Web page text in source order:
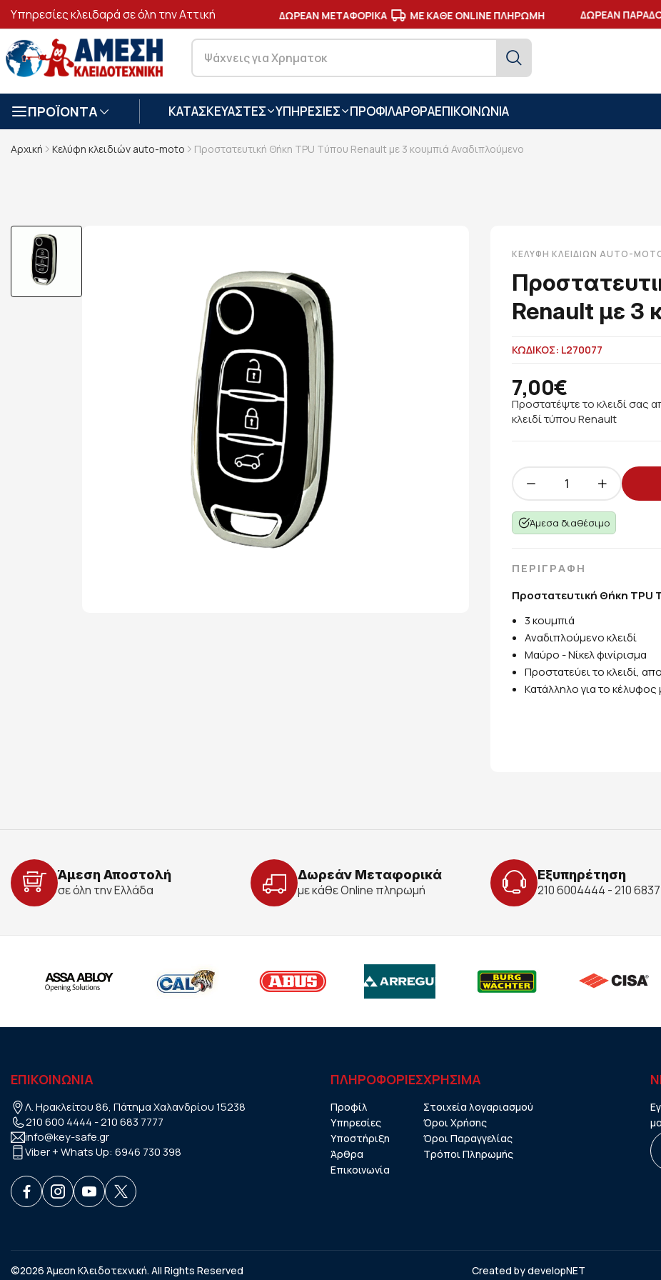
Υπηρεσίες κλειδαρά σε όλη την Αττική
ΑΣΦΑΛΕΙΣ ΣΥΝΑΛΛΑΓΕΣ ΔΩΡΕΑΝ ΜΕΤΑΦΟΡΙΚΑ ΜΕ ΚΑΘΕ ONLINE ΠΛΗΡΩΜΗ ΔΩΡΕΑΝ
ΠΡΟΪΟΝΤΑ ΚΑΤΑΣΚΕΥΑΣΤΕΣ ΥΠΗΡΕΣΙΕΣ ΠΡΟΦΙΛΑΡΘΡΑΕΠΙΚΟΙΝΩΝΙΑ
Αρχική Κελύφη κλειδιών auto-moto Προστατευτική Θήκη TPU Tύπου Renault με 3 κουμπιά Αναδιπλούμενο
ΚΕΛΎΦΗ ΚΛΕΙΔΙΏΝ AUTO-
Renault με 3
ΚΩΔΙΚΟΣ: L270077
7,00€
Προστατέψτε το κλειδί σας
κλειδί τύπου Renault
Άμεσα διαθέσιμο
ΠΕΡΙΓΡΑΦΗ
Προστατευτική Θήκη TPU
3 κουμπιά
Αναδιπλούμενο κλειδί
Μαύρο - Νίκελ φινίρισμα
Προστατεύει το κλειδί,
Κατάλληλο για το κέλυφος
Άμεση Αποστολή
σε όλη την Ελλάδα
Δωρεάν Μεταφορικά
με κάθε Online πληρωμή
Εξυπηρέτηση
210 6004444 - 210
ΕΠΙΚΟΙΝΩΝΙΑ
Λ. Ηρακλείτου 86, Πάτημα Χαλανδρίου 15238
210 600 4444 -210 683 7777
info@key-safe.gr
Viber + Whats Up: 6946 730 398
ΠΛΗΡΟΦΟΡΙΕΣ
Προφίλ
Υπηρεσίες
Υποστήριξη
Άρθρα
Επικοινωνία
ΧΡHΣΙΜΑ
Στοιχεία λογαριασμού
Όροι Χρήσης
Όροι Παραγγελίας
Τρόποι Πληρωμής
©2026 Άμεση Κλειδοτεχνική. All Rights Reserved Created bydevelopNET